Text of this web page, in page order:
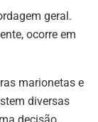
geral.
ocorre em
marionetas e
diversas